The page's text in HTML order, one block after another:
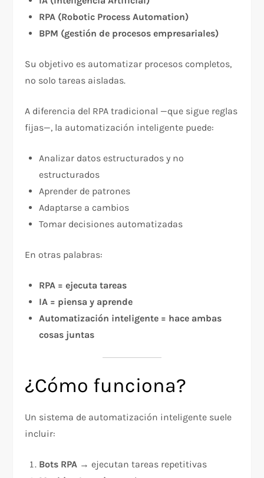
RPA (Robotic Process Automation)
BPM (gestión de procesos empresariales)
Su objetivo es automatizar procesos completos,
no solo tareas aisladas.
A diferencia del RPA tradicional —que sigue reglas
fijas—, la automatización inteligente puede:
Analizar datos estructurados y no
estructurados
Aprender de patrones
Adaptarse a cambios
Tomar decisiones automatizadas
En otras palabras:
RPA = ejecuta tareas
IA = piensa y aprende
Automatización inteligente = hace ambas
cosas juntas
¿Cómo funciona?
Un sistema de automatización inteligente suele
incluir:
Bots RPA → ejecutan tareas repetitivas